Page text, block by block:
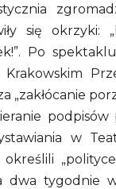
się okrzyki:
Po
„zakłócanie
w
dwa tygodnie